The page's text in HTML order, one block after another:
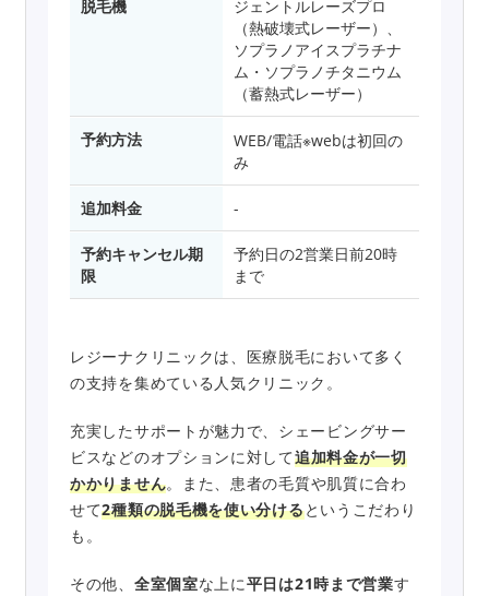
脱毛機
ジェントルレーズプロ
（熱破壊式レーザー）、
ソプラノアイスプラチナ
ム・ソプラノチタニウム
（蓄熱式レーザー）
予約方法
WEB/電話※webは初回の
み
追加料金 -
予約キャンセル期
限
予約日の2営業日前20時
まで
レジーナクリニックは、医療脱毛において多く
の支持を集めている人気クリニック。
充実したサポートが魅力で、シェービングサー
ビスなどのオプションに対して追加料金が一切
かかりません。また、患者の毛質や肌質に合わ
せて2種類の脱毛機を使い分けるというこだわり
も。
その他、 全室個室な上に平日は21時まで営業す